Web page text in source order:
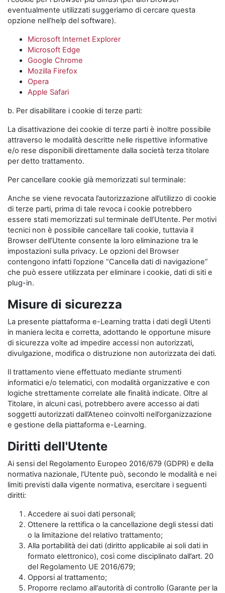
eventualmente utilizzati suggeriamo di cercare questa
opzione nell’help del software).
Microsoft Internet Explorer
Microsoft Edge
Google Chrome
Mozilla Firefox
Opera
Apple Safari
b. Per disabilitare i cookie di terze parti:
La disattivazione dei cookie di terze parti è inoltre possibile
attraverso le modalità descritte nelle rispettive informative
e/o rese disponibili direttamente dalla società terza titolare
per detto trattamento.
Per cancellare cookie già memorizzati sul terminale:
Anche se viene revocata l’autorizzazione all’utilizzo di cookie
di terze parti, prima di tale revoca i cookie potrebbero
essere stati memorizzati sul terminale dell’Utente. Per motivi
tecnici non è possibile cancellare tali cookie, tuttavia il
Browser dell’Utente consente la loro eliminazione tra le
impostazioni sulla privacy. Le opzioni del Browser
contengono infatti l’opzione “Cancella dati di navigazione”
che può essere utilizzata per eliminare i cookie, dati di siti e
plug-in.
Misure di sicurezza
La presente piattaforma e-Learning tratta i dati degli Utenti
in maniera lecita e corretta, adottando le opportune misure
di sicurezza volte ad impedire accessi non autorizzati,
divulgazione, modifica o distruzione non autorizzata dei dati.
Il trattamento viene effettuato mediante strumenti
informatici e/o telematici, con modalità organizzative e con
logiche strettamente correlate alle finalità indicate. Oltre al
Titolare, in alcuni casi, potrebbero avere accesso ai dati
soggetti autorizzati dall’Ateneo coinvolti nell’organizzazione
e gestione della piattaforma e-Learning.
Diritti dell'Utente
Ai sensi del Regolamento Europeo 2016/679 (GDPR) e della
normativa nazionale, l'Utente può, secondo le modalità e nei
limiti previsti dalla vigente normativa, esercitare i seguenti
diritti:
Accedere ai suoi dati personali;
Ottenere la rettifica o la cancellazione degli stessi dati
o la limitazione del relativo trattamento;
Alla portabilità dei dati (diritto applicabile ai soli dati in
formato elettronico), così come disciplinato dall’art. 20
del Regolamento UE 2016/679;
Opporsi al trattamento;
Proporre reclamo all'autorità di controllo (Garante per la